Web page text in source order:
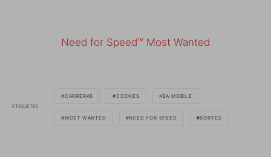
Need for Speed™ Most Wanted
ETIQUETAS
CARRERAS COCHES EA MOBILE
MOST WANTED NEED FOR SPEED SORTEO